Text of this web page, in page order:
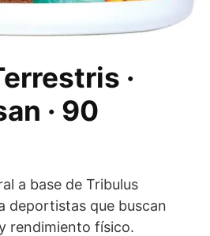
·
· 90
a base de Tribulus
deportistas que buscan
rendimiento físico.